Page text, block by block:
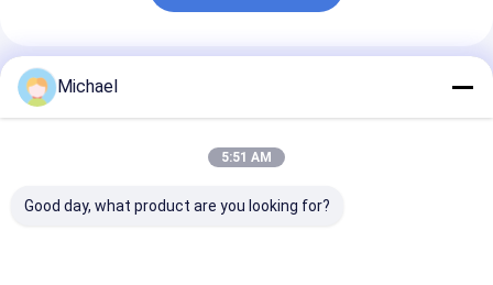
Produits Recommandés
Michael
5:51 AM
Good day, what product are you looking for?